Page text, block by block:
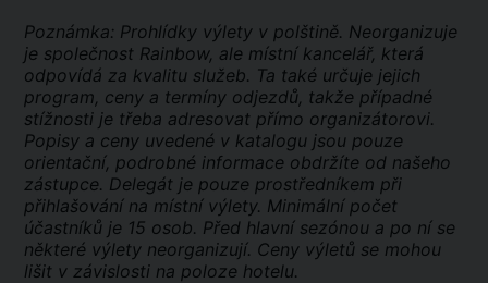
Poznámka: Prohlídky výlety v polštině. Neorganizuje
je společnost Rainbow, ale místní kancelář, která
odpovídá za kvalitu služeb. Ta také určuje jejich
program, ceny a termíny odjezdů, takže případné
stížnosti je třeba adresovat přímo organizátorovi.
Popisy a ceny uvedené v katalogu jsou pouze
orientační, podrobné informace obdržíte od našeho
zástupce. Delegát je pouze prostředníkem při
přihlašování na místní výlety. Minimální počet
účastníků je 15 osob. Před hlavní sezónou a po ní se
některé výlety neorganizují. Ceny výletů se mohou
lišit v závislosti na poloze hotelu.